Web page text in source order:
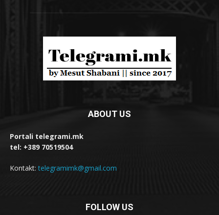
ABOUT US
Portali telegrami.mk
tel: +389 70519504
Kontakt:telegramimk@gmail.com
FOLLOW US